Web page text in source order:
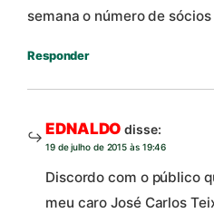
semana o número de sócios
Responder
EDNALDO disse:
19 de julho de 2015 às 19:46
Discordo com o público
meu caro José Carlos